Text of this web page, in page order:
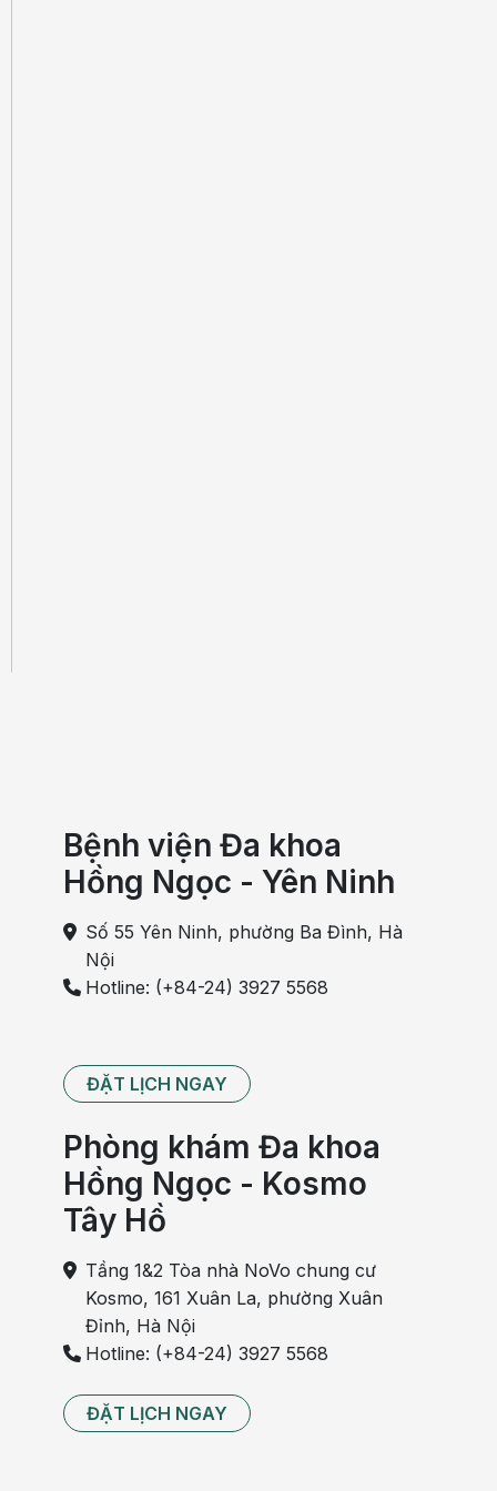
Bệnh viện Đa khoa
Hồng Ngọc - Yên Ninh
Số 55 Yên Ninh, phường Ba Đình, Hà
Nội
Hotline: (+84-24) 3927 5568
ĐẶT LỊCH NGAY
Phòng khám Đa khoa
Hồng Ngọc - Kosmo
Tây Hồ
Tầng 1&2 Tòa nhà NoVo chung cư
Kosmo, 161 Xuân La, phường Xuân
Đỉnh, Hà Nội
Hotline: (+84-24) 3927 5568
ĐẶT LỊCH NGAY